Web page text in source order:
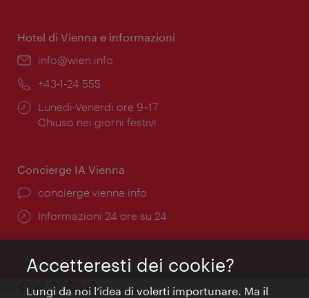
Hotel di Vienna e informazioni
Email:
info@wien.info
Telefono:
+43-1-24 555
Orari
di
Lunedì-Venerdì ore 9–17
Chiuso nei giorni festivi
Concierge IA Vienna
Ort:
concierge.vienna.info
Öffnungszeiten:
Informazioni 24 ore su 24
Accetteresti dei cookie?
Lungi da noi l’idea di volerti importunare. Ma il